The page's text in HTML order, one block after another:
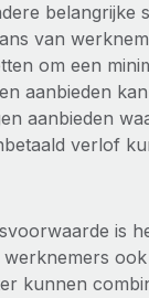
belangrijke
van
om een
aanbieden
aanbieden
verlof
is
kunnen